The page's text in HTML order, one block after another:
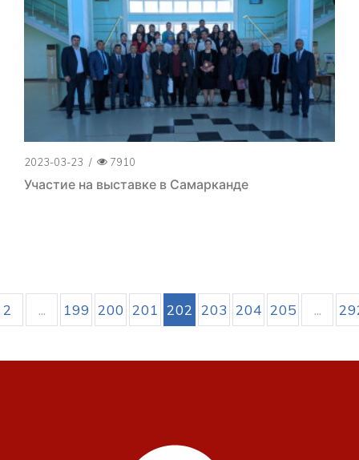
2023-03-23 / 7910
Участие на выставке в Самарканде
2 ... 199 200 201 202 203 204 205 ...